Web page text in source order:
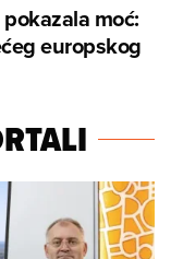
moć:
europskog